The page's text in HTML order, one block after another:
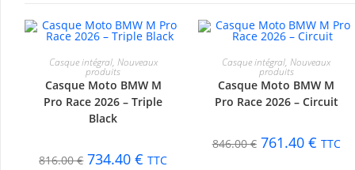
-10%
CHOIX DES OPTIONS
Casque intégral, Nouveaux
produits
Casque Moto BMW M
Pro Race 2026 – Triple
Black
816.00€ 734.40€ TTC
-10%
CHOIX DES OPTIONS
Casque intégral,Nouveaux
produits
Casque Moto BMW M
Pro Race 2026 – Circuit
846.00€ 761.40 € TTC